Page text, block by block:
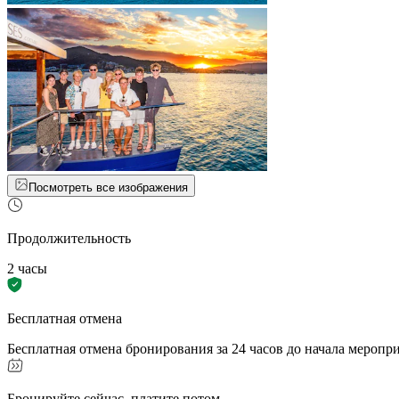
Посмотреть все изображения
Продолжительность
2 часы
Бесплатная отмена
Бесплатная отмена бронирования за 24 часов до начала